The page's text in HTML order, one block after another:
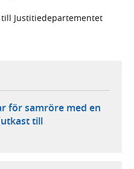
Justitiedepartementet
för samröre med en
till